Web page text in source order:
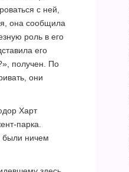
с ней,
она сообщила
роль в его
его
получен. По
они
Харт
парка.
были ничем